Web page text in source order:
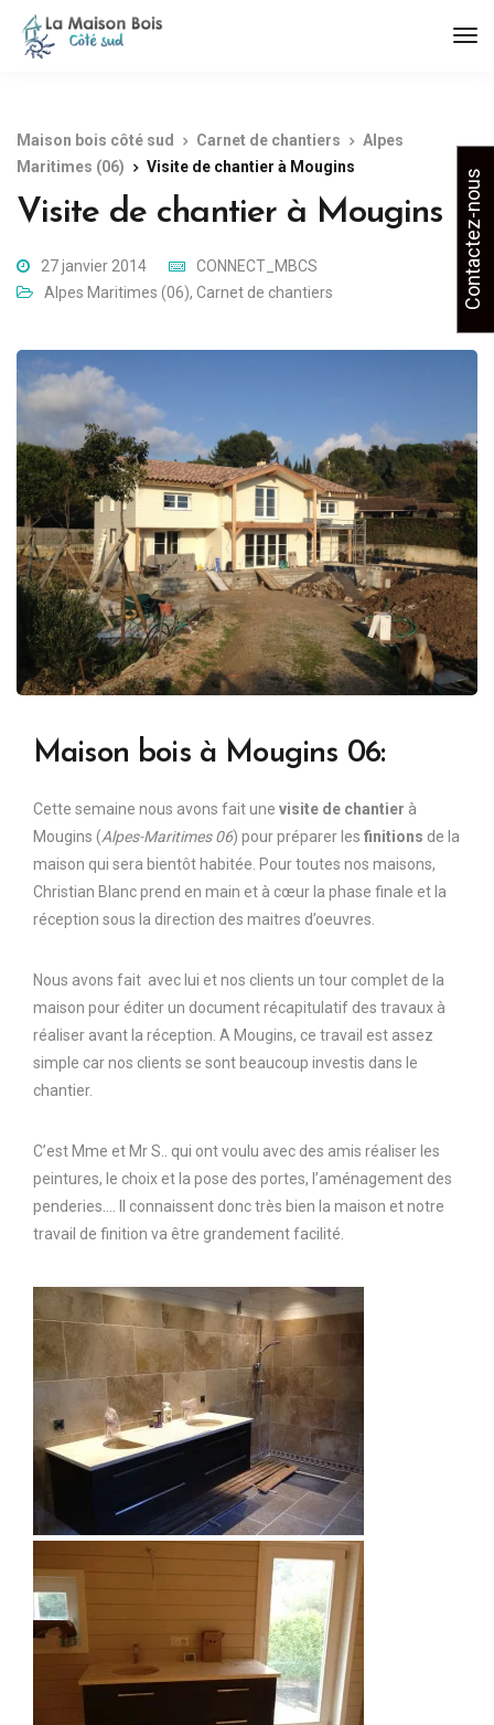
Maison bois côté sud Carnet de chantiers
Alpes
Maritimes (06)
Visite de chantier à Mougins
Visite de chantier à Mougins
27 janvier 2014
CONNECT_MBCS
Alpes Maritimes (06), Carnet de chantiers
Maison bois à Mougins 06:
Cette semaine nous avons fait une visite de chantier à
Mougins (Alpes-Maritimes 06) pour préparer les finitions de la
maison qui sera bientôt habitée. Pour toutes nos maisons,
Christian Blanc prend en main et à cœur la phase finale et la
réception sous la direction des maitres d’oeuvres.
Nous avons fait avec lui et nos clients un tour complet de la
maison pour éditer un document récapitulatif des travaux à
réaliser avant la réception. A Mougins, ce travail est assez
simple car nos clients se sont beaucoup investis dans le
chantier.
C’est Mme et Mr S.. qui ont voulu avec des amis réaliser les
peintures, le choix et la pose des portes, l’aménagement des
penderies…. Il connaissent donc très bien la maison et notre
travail de finition va être grandement facilité.
Contactez-nous